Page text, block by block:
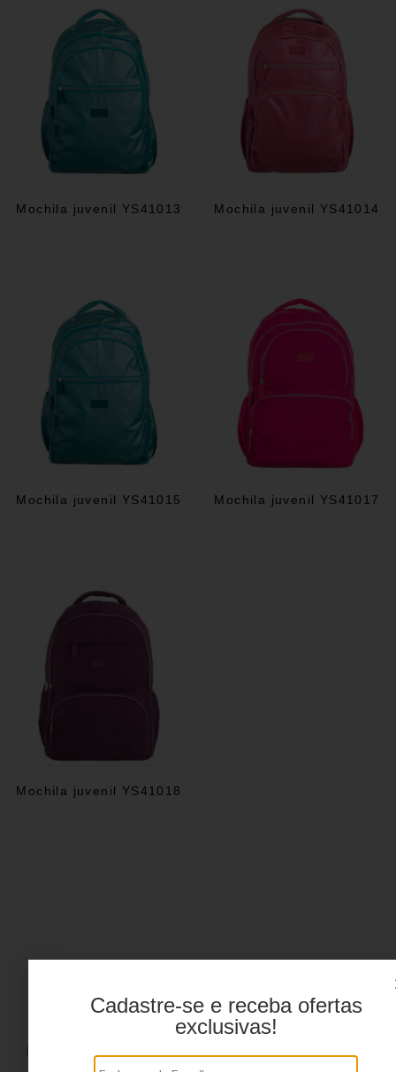
Mochila juvenil YS41013 Mochila juvenil YS41014
Mochila juvenil YS41015 Mochila juvenil YS41017
Mochila juvenil YS41018
Cadastre-se e receba ofertas
exclusivas!